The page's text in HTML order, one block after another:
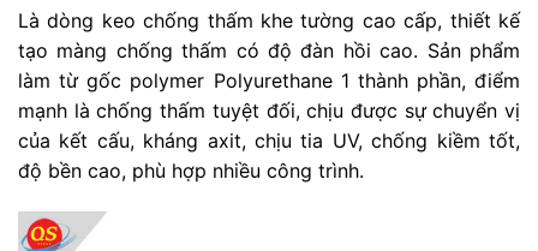
Là dòng keo chống thấm khe tường cao cấp, thiết kế
tạo màng chống thấm có độ đàn hồi cao. Sản phẩm
làm từ gốc polymer Polyurethane 1 thành phần, điểm
mạnh là chống thấm tuyệt đối, chịu được sự chuyển vị
của kết cấu, kháng axit, chịu tia UV, chống kiềm tốt,
độ bền cao, phù hợp nhiều công trình.